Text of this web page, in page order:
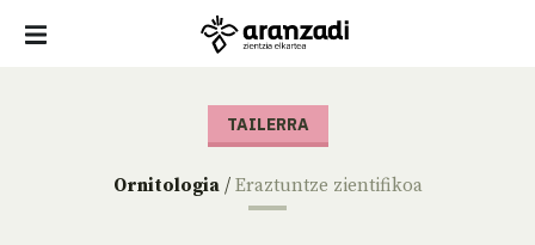
TAILERRA
Ornitologia/ Eraztuntze zientifikoa